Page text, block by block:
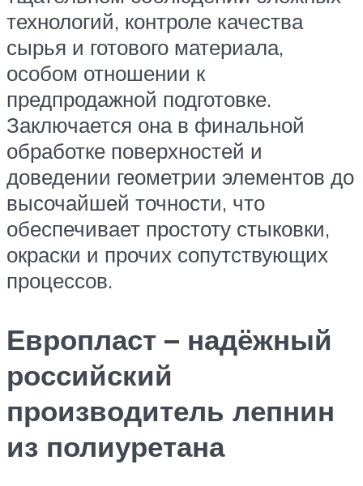
технологий, контроле качества
сырья и готового материала,
особом отношении к
предпродажной подготовке.
Заключается она в финальной
обработке поверхностей и
доведении геометрии элементов до
высочайшей точности, что
обеспечивает простоту стыковки,
окраски и прочих сопутствующих
процессов.
Европласт – надёжный
российский
производитель лепнин
из полиуретана